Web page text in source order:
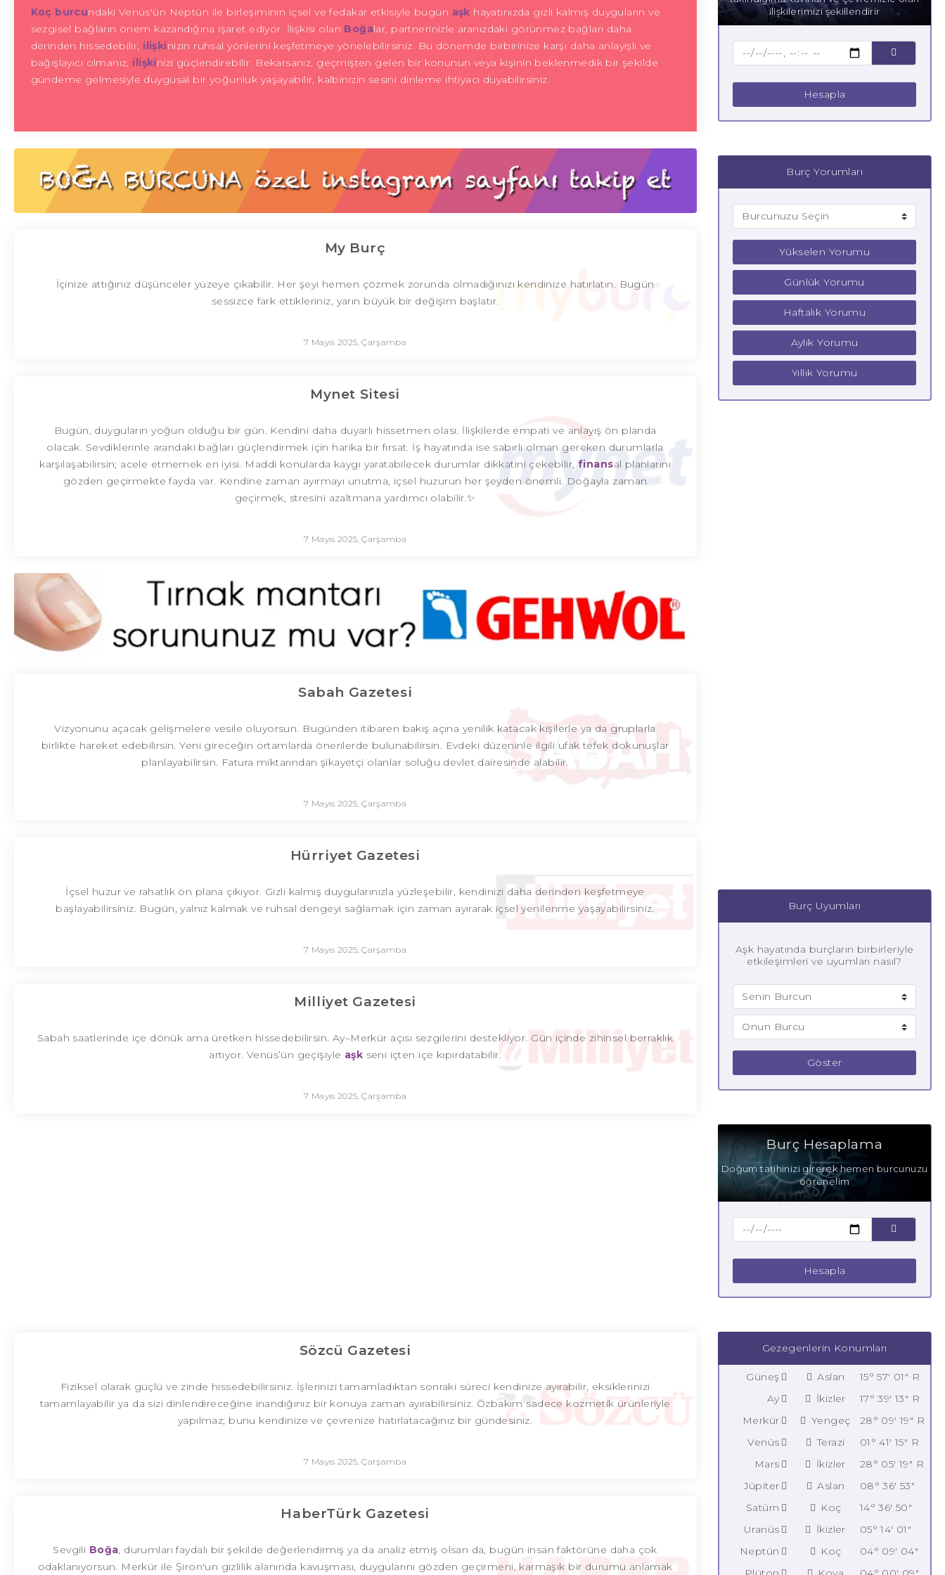
Koç burcundaki Venüs'ün Neptün ile birleşiminin içsel ve fedakar etkisiyle bugün aşk hayatınızda gizli kalmış duyguların ve
sezgisel bağların önem kazandığına işaret ediyor. İlişkisi olan Boğalar, partnerinizle aranızdaki görünmez bağları daha
derinden hissedebilir, ilişkinizin ruhsal yönlerini keşfetmeye yönelebilirsiniz. Bu dönemde birbirinize karşı daha anlayışlı ve
bağışlayıcı olmanız, ilişkinizi güçlendirebilir. Bekarsanız, geçmişten gelen bir konunun veya kişinin beklenmedik bir şekilde
gündeme gelmesiyle duygusal bir yoğunluk yaşayabilir, kalbinizin sesini dinleme ihtiyacı duyabilirsiniz.
My Burç
İçinize attığınız düşünceler yüzeye çıkabilir. Her şeyi hemen çözmek zorunda olmadığınızı kendinize hatırlatın. Bugün
sessizce fark ettikleriniz, yarın büyük bir değişim başlatır.
7 Mayıs 2025, Çarşamba
Mynet Sitesi
Bugün, duyguların yoğun olduğu bir gün. Kendini daha duyarlı hissetmen olası. İlişkilerde empati ve anlayış ön planda
olacak. Sevdiklerinle arandaki bağları güçlendirmek için harika bir fırsat. İş hayatında ise sabırlı olman gereken durumlarla
karşılaşabilirsin; acele etmemek en iyisi. Maddi konularda kaygı yaratabilecek durumlar dikkatini çekebilir,finansal planlarını
gözden geçirmekte fayda var. Kendine zaman ayırmayı unutma, içsel huzurun her şeyden önemli. Doğayla zaman
geçirmek, stresini azaltmana yardımcı olabilir.✨
7 Mayıs 2025, Çarşamba
Sabah Gazetesi
Vizyonunu açacak gelişmelere vesile oluyorsun. Bugünden itibaren bakış açına yenilik katacak kişilerle ya da gruplarla
birlikte hareket edebilirsin. Yeni gireceğin ortamlarda önerilerde bulunabilirsin. Evdeki düzeninle ilgili ufak tefek dokunuşlar
planlayabilirsin. Fatura miktarından şikayetçi olanlar soluğu devlet dairesinde alabilir.
7 Mayıs 2025, Çarşamba
Hürriyet Gazetesi
İçsel huzur ve rahatlık ön plana çıkıyor. Gizli kalmış duygularınızla yüzleşebilir, kendinizi daha derinden keşfetmeye
başlayabilirsiniz. Bugün, yalnız kalmak ve ruhsal dengeyi sağlamak için zaman ayırarak içsel yenilenme yaşayabilirsiniz.
7 Mayıs 2025, Çarşamba
Milliyet Gazetesi
Sabah saatlerinde içe dönük ama üretken hissedebilirsin. Ay–Merkür açısı sezgilerini destekliyor. Gün içinde zihinsel berraklık
artıyor. Venüs’ün geçişiyle aşk seni içten içe kıpırdatabilir.
7 Mayıs 2025, Çarşamba
Sözcü Gazetesi
Fiziksel olarak güçlü ve zinde hissedebilirsiniz. İşlerinizi tamamladıktan sonraki süreci kendinize ayırabilir, eksiklerinizi
tamamlayabilir ya da sizi dinlendireceğine inandığınız bir konuya zaman ayırabilirsiniz. Özbakım sadece kozmetik ürünleriyle
yapılmaz; bunu kendinize ve çevrenize hatırlatacağınız bir gündesiniz.
7 Mayıs 2025, Çarşamba
HaberTürk Gazetesi
Sevgili Boğa, durumları faydalı bir şekilde değerlendirmiş ya da analiz etmiş olsan da, bugün insan faktörüne daha çok
odaklanıyorsun. Merkür ile Şiron'un gizlilik alanında kavuşması, duygularını gözden geçirmeni, karmaşık bir durumu anlamak
ilişkilerimizi şekillendirir
Hesapla
Burç Yorumları
Yükselen Yorumu
Günlük Yorumu
Haftalık Yorumu
Aylık Yorumu
Yıllık Yorumu
Burç Uyumları
Aşk hayatında burçların birbirleriyle
etkileşimleri ve uyumları nasıl?
Göster
Burç Hesaplama
Doğum tarihinizi girerek hemen burcunuzu
öğrenelim
Hesapla
Gezegenlerin Konumları
Güneş Aslan
15° 57' 01" R
Ay
İkizler
17° 39' 13" R
Merkür
Yengeç
28° 09' 19" R
Venüs
Terazi
01° 41' 15" R
Mars
İkizler
28° 05' 19" R
Jüpiter
Aslan
08° 36' 53"
Satürn
Koç
14° 36' 50"
Uranüs
İkizler
05° 14' 01"
Neptün
Koç
04° 09' 04"